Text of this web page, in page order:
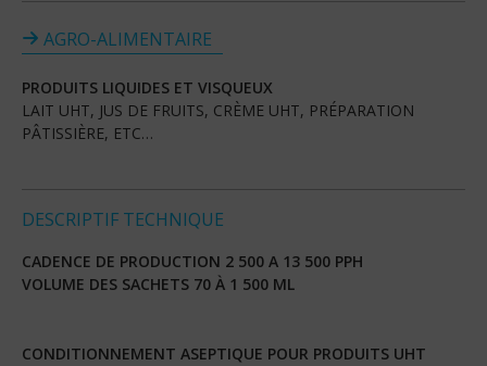
AGRO-ALIMENTAIRE
PRODUITS LIQUIDES ET VISQUEUX
LAIT UHT, JUS DE FRUITS, CRÈME UHT, PRÉPARATION
PÂTISSIÈRE, ETC…
DESCRIPTIF TECHNIQUE
CADENCE DE PRODUCTION 2 500 A 13 500 PPH
VOLUME DES SACHETS 70 À 1 500 ML
CONDITIONNEMENT ASEPTIQUE POUR PRODUITS UHT